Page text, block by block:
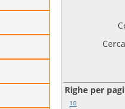
Righe per
10